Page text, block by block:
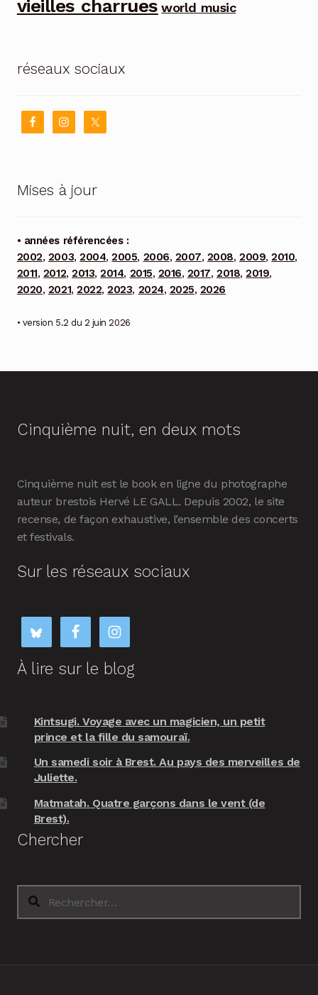
vieilles charrues world music
réseaux sociaux
Mises à jour
• années référencées :
2002, 2003,2004,2005, 2006, 2007, 2008,2009,2010,
2011, 2012,2013,2014, 2015, 2016, 2017,2018,2019,
2020, 2021,2022,2023, 2024, 2025, 2026
• version 5.2 du 2 juin 2026
Cinquième nuit, en deux mots
Cinquième nuit est le book en ligne du photographe
auteur brestois Hervé LE GALL. Depuis 2002, le site
recense, de façon exhaustive, l’ensemble des concerts
et festivals.
Sur les réseaux sociaux
À lire sur le blog
Kintsugi. Voyage avec un magicien, un petit
prince et la fille du samouraï.
Un samedi soir à Brest. Au pays des merveilles de
Juliette.
Matmatah. Quatre garçons dans le vent (de
Brest).
Chercher
Rechercher :